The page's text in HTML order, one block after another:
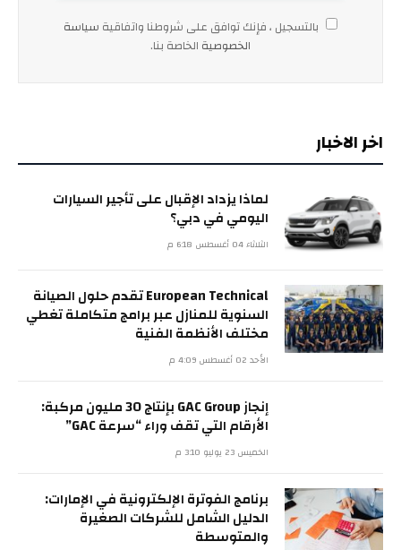
بالتسجيل ، فإنك توافق على شروطنا واتفاقية سياسة
الخصوصية الخاصة بنا.
اخر الاخبار
لماذا يزداد الإقبال على تأجير السيارات
اليومي في دبي؟
الثلاثاء 04 أغسطس 6:18 م
European Technical تقدم حلول الصيانة
السنوية للمنازل عبر برامج متكاملة تغطي
مختلف الأنظمة الفنية
الأحد 02 أغسطس 4:09 م
إنجاز GAC Group بإنتاج 30 مليون مركبة:
الأرقام التي تقف وراء “سرعة GAC”
الخميس 23 يوليو 3:10 م
برنامج الفوترة الإلكترونية في الإمارات:
الدليل الشامل للشركات الصغيرة
والمتوسطة